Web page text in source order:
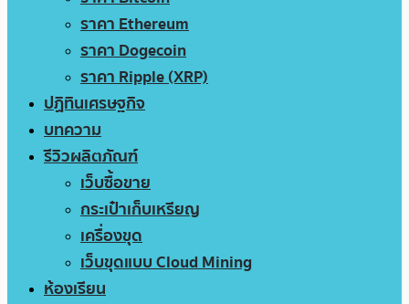
ราคา Ethereum
ราคา Dogecoin
ราคา Ripple (XRP)
ปฏิทินเศรษฐกิจ
บทความ
รีวิวผลิตภัณฑ์
เว็บซื้อขาย
กระเป๋าเก็บเหรียญ
เครื่องขุด
เว็บขุดแบบ Cloud Mining
ห้องเรียน